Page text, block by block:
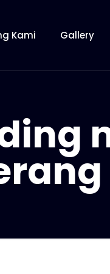
Kami Gallery